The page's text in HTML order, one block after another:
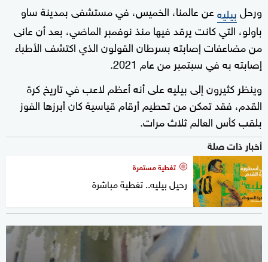
ورحلبيليهعن عالمنا، الخميس، في مستشفى بمدينة ساو
باولو، التي كانت يرقد فيها منذ نوفمبر الماضي، بعد أن عانى
من مضاعفات إصابته بسرطان القولون الذي اكتشف الأطباء
إصابته به في سبتمبر من عام 2021.
وينظر كثيرون إلى بيليه على أنه أعظم لاعب في تاريخ كرة
القدم، فقد تمكن من تحطيم أرقام قياسية كان أبرزها الفوز
بلقب كأس العالم ثلاث مرات.
أخبار ذات صلة
تغطية مستمرة
رحيل بيليه.. تغطية مباشرة
0
seconds